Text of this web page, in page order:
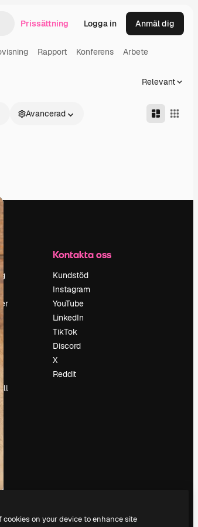
bild
Prissättning Logga in Anmäl dig
Rapport Konferens Arbete
Relevant
Avancerad
Kontakta oss
Kundstöd
Instagram
YouTube
LinkedIn
TikTok
Discord
X
Reddit
on your device to enhance site